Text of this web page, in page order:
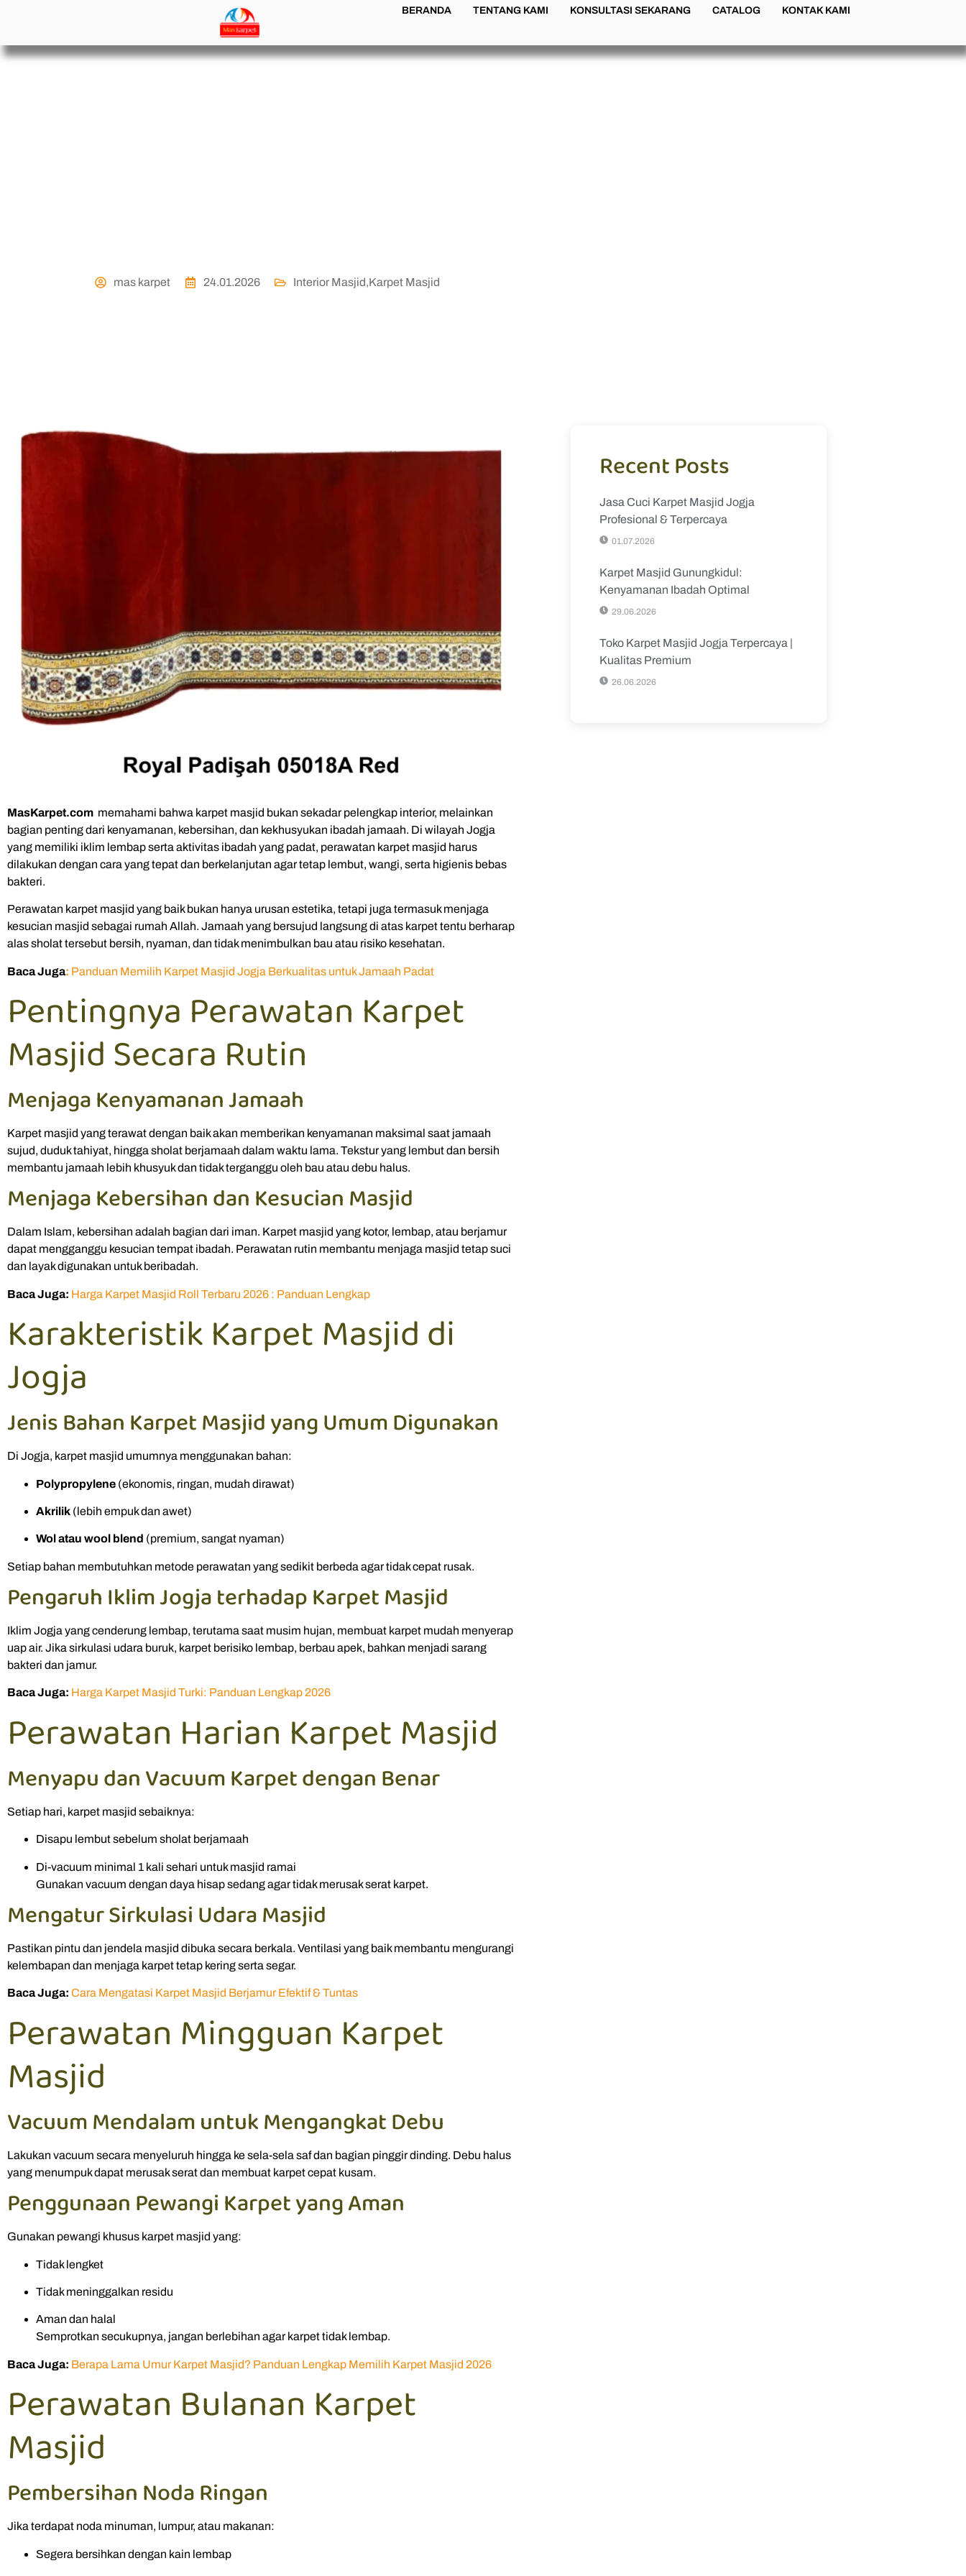
BERANDA TENTANG KAMI KONSULTASI SEKARANG CATALOG KONTAK KAMI
mas karpet 24.01.2026 Interior Masjid,Karpet Masjid
MasKarpet.com memahami bahwa karpet masjid bukan sekadar pelengkap interior, melainkan
bagian penting dari kenyamanan, kebersihan, dan kekhusyukan ibadah jamaah. Di wilayah Jogja
yang memiliki iklim lembap serta aktivitas ibadah yang padat, perawatan karpet masjid harus
dilakukan dengan cara yang tepat dan berkelanjutan agar tetap lembut, wangi, serta higienis bebas
bakteri.
Perawatan karpet masjid yang baik bukan hanya urusan estetika, tetapi juga termasuk menjaga
kesucian masjid sebagai rumah Allah. Jamaah yang bersujud langsung di atas karpet tentu berharap
alas sholat tersebut bersih, nyaman, dan tidak menimbulkan bau atau risiko kesehatan.
Baca Juga: Panduan Memilih Karpet Masjid Jogja Berkualitas untuk Jamaah Padat
Pentingnya Perawatan Karpet
Masjid Secara Rutin
Menjaga Kenyamanan Jamaah
Karpet masjid yang terawat dengan baik akan memberikan kenyamanan maksimal saat jamaah
sujud, duduk tahiyat, hingga sholat berjamaah dalam waktu lama. Tekstur yang lembut dan bersih
membantu jamaah lebih khusyuk dan tidak terganggu oleh bau atau debu halus.
Menjaga Kebersihan dan Kesucian Masjid
Dalam Islam, kebersihan adalah bagian dari iman. Karpet masjid yang kotor, lembap, atau berjamur
dapat mengganggu kesucian tempat ibadah. Perawatan rutin membantu menjaga masjid tetap suci
dan layak digunakan untuk beribadah.
Baca Juga: Harga Karpet Masjid Roll Terbaru 2026 : Panduan Lengkap
Karakteristik Karpet Masjid di
Jogja
Jenis Bahan Karpet Masjid yang Umum Digunakan
Di Jogja, karpet masjid umumnya menggunakan bahan:
Polypropylene (ekonomis, ringan, mudah dirawat)
Akrilik (lebih empuk dan awet)
Wol atau wool blend (premium, sangat nyaman)
Setiap bahan membutuhkan metode perawatan yang sedikit berbeda agar tidak cepat rusak.
Pengaruh Iklim Jogja terhadap Karpet Masjid
Iklim Jogja yang cenderung lembap, terutama saat musim hujan, membuat karpet mudah menyerap
uap air. Jika sirkulasi udara buruk, karpet berisiko lembap, berbau apek, bahkan menjadi sarang
bakteri dan jamur.
Baca Juga: Harga Karpet Masjid Turki: Panduan Lengkap 2026
Perawatan Harian Karpet Masjid
Menyapu dan Vacuum Karpet dengan Benar
Setiap hari, karpet masjid sebaiknya:
Disapu lembut sebelum sholat berjamaah
Di-vacuum minimal 1 kali sehari untuk masjid ramai
Gunakan vacuum dengan daya hisap sedang agar tidak merusak serat karpet.
Mengatur Sirkulasi Udara Masjid
Pastikan pintu dan jendela masjid dibuka secara berkala. Ventilasi yang baik membantu mengurangi
kelembapan dan menjaga karpet tetap kering serta segar.
Baca Juga: Cara Mengatasi Karpet Masjid Berjamur Efektif & Tuntas
Perawatan Mingguan Karpet
Masjid
Vacuum Mendalam untuk Mengangkat Debu
Lakukan vacuum secara menyeluruh hingga ke sela-sela saf dan bagian pinggir dinding. Debu halus
yang menumpuk dapat merusak serat dan membuat karpet cepat kusam.
Penggunaan Pewangi Karpet yang Aman
Gunakan pewangi khusus karpet masjid yang:
Tidak lengket
Tidak meninggalkan residu
Aman dan halal
Semprotkan secukupnya, jangan berlebihan agar karpet tidak lembap.
Baca Juga: Berapa Lama Umur Karpet Masjid? Panduan Lengkap Memilih Karpet Masjid 2026
Perawatan Bulanan Karpet
Masjid
Pembersihan Noda Ringan
Jika terdapat noda minuman, lumpur, atau makanan:
Segera bersihkan dengan kain lembap
Recent Posts
Jasa Cuci Karpet Masjid Jogja
Profesional & Terpercaya
01.07.2026
Karpet Masjid Gunungkidul:
Kenyamanan Ibadah Optimal
29.06.2026
Toko Karpet Masjid Jogja Terpercaya |
Kualitas Premium
26.06.2026